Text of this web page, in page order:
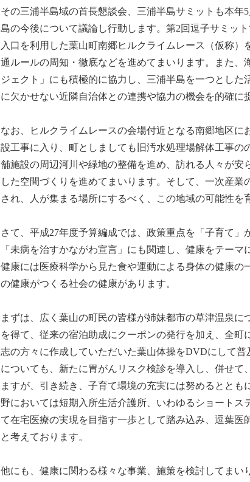
その三浦半島域の首長懇談会、三浦半島サミットも本
島の今後について議論し行動します。第2回逗子サミッ
入口を利用した葉山町南郷ヒルクライムレース（仮称
通ルールの周知・徹底などを進めてまいります。また
ジェクト」にも積極的に協力し、三浦半島を一つとし
に欠かせない近隣自治体との連携や協力の機会を的確に
なお、ヒルクライムレースの会場付近となる南郷地区
設工事に入り、町としましても旧汚水処理場解体工事
舗施設の周辺河川や緑地の整備を進め、訪れる人々が
した空間づくりを進めてまいります。そして、一次産
され、人が集まる場所にするべく、この地域の可能性を
さて、平成27年度予算編成では、政策重点を「子育て
「未病を治すかながわ宣言」にも関連し、健康をテー
健康には医療科学から見た食や運動による身体の健康
の健康がつくる社会の健康があります。
まずは、広く葉山の町民の皆様が姉妹都市の草津温泉
を得て、従来の宿泊助成にクーポンの発行を加え、全
志の方々に作成していただいた葉山体操をDVDにして
についても、新たに胃がんリスク検診を導入し、併せ
ますが、引き続き、子育て環境の充実には努めるとと
野においては短期入所生活介護所、いわゆるショート
て在宅医療の実現を目指す一歩として踏み込み、逗葉
と考えております。
他にも、健康に関わる様々な事業、施策を検討してまい